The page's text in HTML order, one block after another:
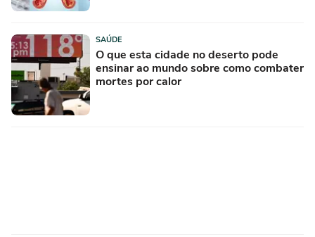
SAÚDE
O que esta cidade no deserto pode
ensinar ao mundo sobre como combater
mortes por calor